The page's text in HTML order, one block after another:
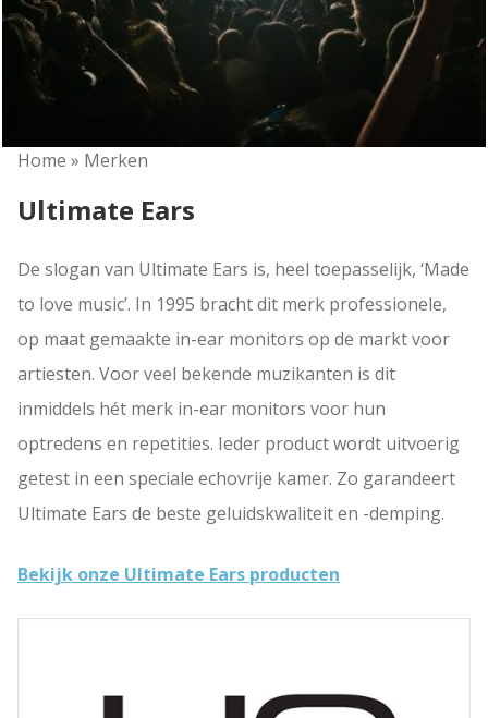
Home » Merken
Ultimate Ears
De slogan van Ultimate Ears is, heel toepasselijk, ‘Made
to love music’. In 1995 bracht dit merk professionele,
op maat gemaakte in-ear monitors op de markt voor
artiesten. Voor veel bekende muzikanten is dit
inmiddels hét merk in-ear monitors voor hun
optredens en repetities. Ieder product wordt uitvoerig
getest in een speciale echovrije kamer. Zo garandeert
Ultimate Ears de beste geluidskwaliteit en -demping.
Bekijk onze Ultimate Ears producten